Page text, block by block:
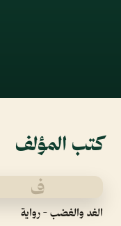
كتب المؤلف
ف
الغد والغضب - رواية